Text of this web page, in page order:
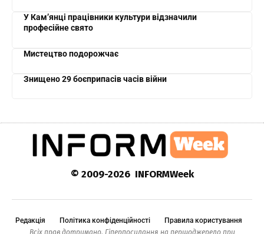
У Кам’янці працівники культури відзначили
професійне свято
Мистецтво подорожчає
Знищено 29 боєприпасів часів війни
© 2009-2026 INFORMWeek
Редакція Політика конфіденційності
Правила користування